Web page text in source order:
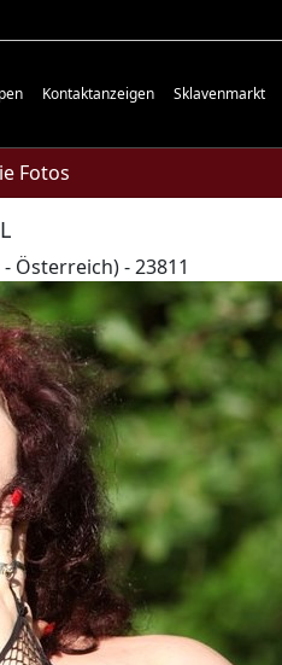
Kontaktanzeigen Sklavenmarkt
Fotos
Österreich) - 23811